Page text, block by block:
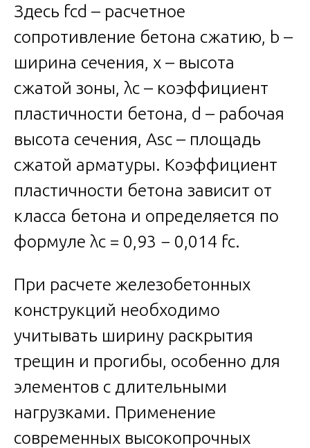
Здесь fcd – расчетное
сопротивление бетона сжатию, b –
ширина сечения, x – высота
сжатой зоны, λc – коэффициент
пластичности бетона, d – рабочая
высота сечения, Asc – площадь
сжатой арматуры. Коэффициент
пластичности бетона зависит от
класса бетона и определяется по
формуле λc = 0,93 − 0,014 fc.
При расчете железобетонных
конструкций необходимо
учитывать ширину раскрытия
трещин и прогибы, особенно для
элементов с длительными
нагрузками. Применение
современных высокопрочных